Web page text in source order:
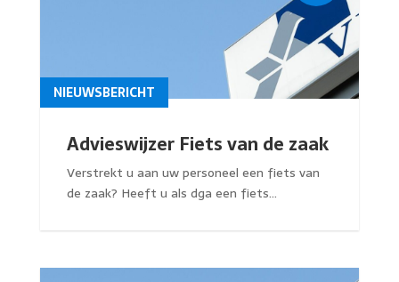
Advieswijzer Fiets van de zaak
NIEUWSBERICHT
Verstrekt u aan uw personeel een fiets van
de zaak? Heeft u als dga een fiets...